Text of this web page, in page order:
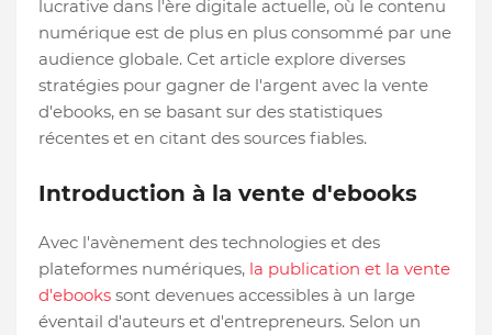
lucrative dans l'ère digitale actuelle, où le contenu
numérique est de plus en plus consommé par une
audience globale. Cet article explore diverses
stratégies pour gagner de l'argent avec la vente
d'ebooks, en se basant sur des statistiques
récentes et en citant des sources fiables.
Introduction à la vente d'ebooks
Avec l'avènement des technologies et des
plateformes numériques, la publication et la vente
d'ebooks sont devenues accessibles à un large
éventail d'auteurs et d'entrepreneurs. Selon un